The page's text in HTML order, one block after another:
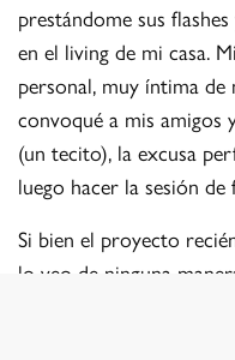
prestándome sus
en el living de mi casa.
personal, muy íntima
convoqué a mis amigos
(un tecito), la excusa
luego hacer la sesión
Si bien el proyecto
lo veo de ninguna